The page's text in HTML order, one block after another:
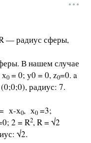
— радиус сферы,
В нашем случае
х0 = 0; у0 = 0, z0=0. a
радиус: 7.
х-х0, х0 =3;
2 = R2, R = √2
√2.